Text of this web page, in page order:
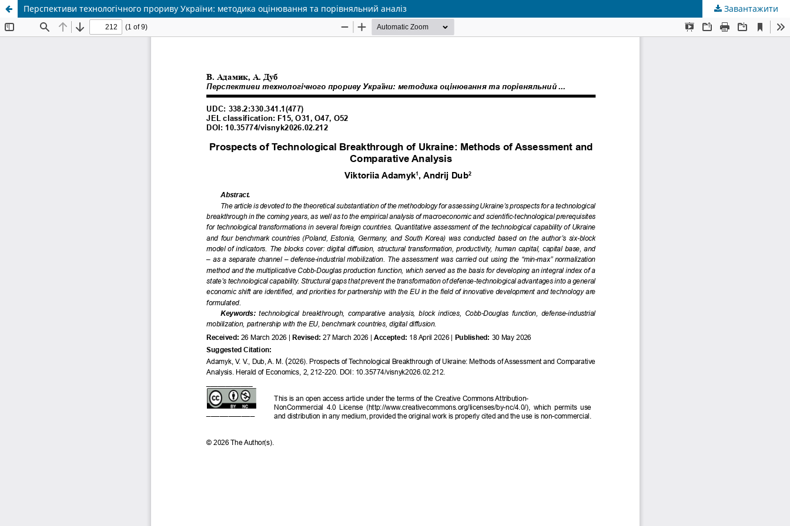
Перспективи технологічного прориву України: методика оцінювання та порівняльний аналіз Завантажити